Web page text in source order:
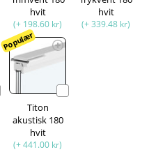
hvit
(+ 198.60 kr)
hvit
(+ 339.48 kr)
Populær
Titon
akustisk 180
hvit
(+ 441.00 kr)